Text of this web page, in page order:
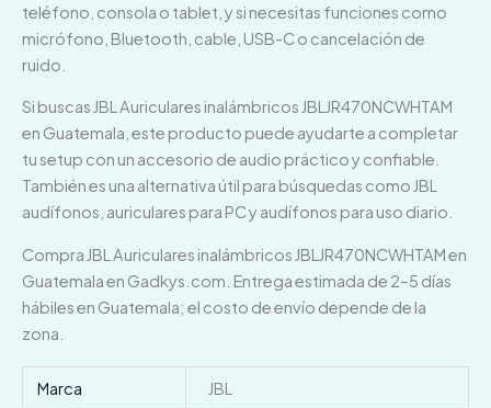
teléfono, consola o tablet, y si necesitas funciones como
micrófono, Bluetooth, cable, USB-C o cancelación de
ruido.
Si buscas JBL Auriculares inalámbricos JBLJR470NCWHTAM
en Guatemala, este producto puede ayudarte a completar
tu setup con un accesorio de audio práctico y confiable.
También es una alternativa útil para búsquedas como JBL
audífonos, auriculares para PC y audífonos para uso diario.
Compra JBL Auriculares inalámbricos JBLJR470NCWHTAM en
Guatemala en Gadkys.com. Entrega estimada de 2–5 días
hábiles en Guatemala; el costo de envío depende de la
zona.
Marca JBL